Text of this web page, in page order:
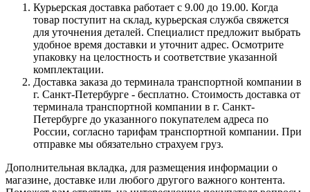
Курьерская доставка работает с 9.00 до 19.00. Когда
товар поступит на склад, курьерская служба свяжется
для уточнения деталей. Специалист предложит выбрать
удобное время доставки и уточнит адрес. Осмотрите
упаковку на целостность и соответствие указанной
комплектации.
Доставка заказа до терминала транспортной компании в
г. Санкт-Петербурге - бесплатно. Стоимость доставка от
терминала транспортной компании в г. Санкт-
Петербурге до указанного покупателем адреса по
России, согласно тарифам транспортной компании. При
отправке мы обязательно страхуем груз.
Дополнительная вкладка, для размещения информации о
магазине, доставке или любого другого важного контента.